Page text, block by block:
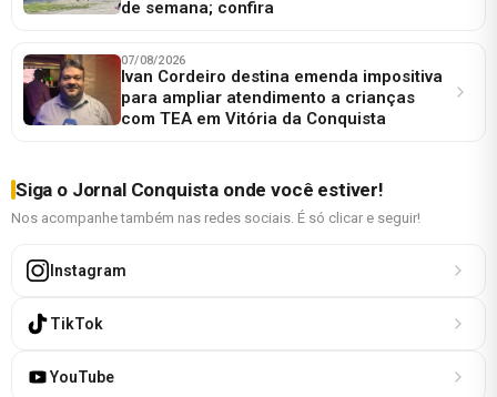
de semana; confira
07/08/2026
Ivan Cordeiro destina emenda impositiva
para ampliar atendimento a crianças
com TEA em Vitória da Conquista
Siga o Jornal Conquista onde você estiver!
Nos acompanhe também nas redes sociais. É só clicar e seguir!
Instagram
TikTok
YouTube